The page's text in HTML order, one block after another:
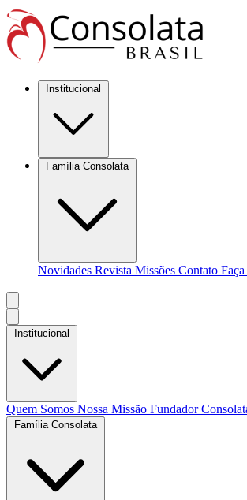
Institucional
Família Consolata
Novidades Revista Missões Contato
Institucional
Quem Somos Nossa Missão Fundador
Família Consolata